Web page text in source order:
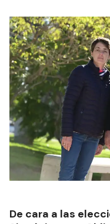
De cara a las